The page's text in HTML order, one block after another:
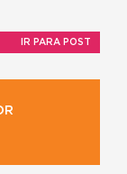
IR PARA POST